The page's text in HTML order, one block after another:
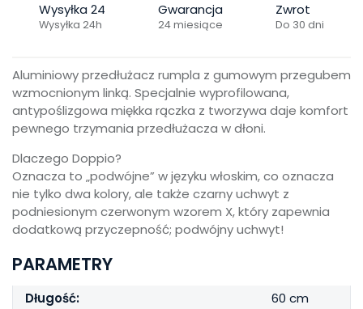
Wysyłka 24
Wysyłka 24h
Gwarancja
24 miesiące
Zwrot
Do 30 dni
Aluminiowy przedłużacz rumpla z gumowym przegubem
wzmocnionym linką. Specjalnie wyprofilowana,
antypoślizgowa miękka rączka z tworzywa daje komfort
pewnego trzymania przedłużacza w dłoni.
Dlaczego Doppio?
Oznacza to „podwójne” w języku włoskim, co oznacza
nie tylko dwa kolory, ale także czarny uchwyt z
podniesionym czerwonym wzorem X, który zapewnia
dodatkową przyczepność; podwójny uchwyt!
PARAMETRY
Długość:
60 cm